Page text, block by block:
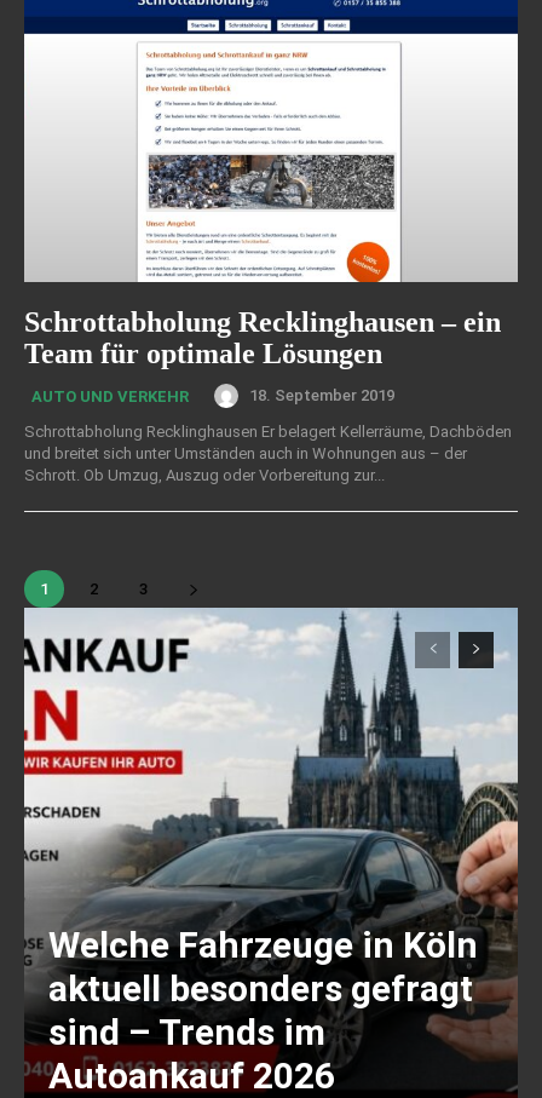
Schrottabholung Recklinghausen – ein
Team für optimale Lösungen
AUTO UND VERKEHR
18. September 2019
Schrottabholung Recklinghausen Er belagert Kellerräume, Dachböden
und breitet sich unter Umständen auch in Wohnungen aus – der
Schrott. Ob Umzug, Auszug oder Vorbereitung zur...
1 2 3
Welche Fahrzeuge in Köln
aktuell besonders gefragt
sind – Trends im
Autoankauf 2026